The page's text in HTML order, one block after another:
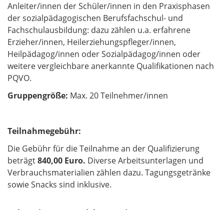
Anleiter/innen der Schüler/innen in den Praxisphasen
der sozialpädagogischen Berufsfachschul- und
Fachschulausbildung: dazu zählen u.a. erfahrene
Erzieher/innen, Heilerziehungspfleger/innen,
Heilpädagog/innen oder Sozialpädagog/innen oder
weitere vergleichbare anerkannte Qualifikationen nach
PQVO.
Gruppengröße: Max. 20 Teilnehmer/innen
Teilnahmegebühr:
Die Gebühr für die Teilnahme an der Qualifizierung
beträgt840,00 Euro. Diverse Arbeitsunterlagen und
Verbrauchsmaterialien zählen dazu. Tagungsgetränke
sowie Snacks sind inklusive.